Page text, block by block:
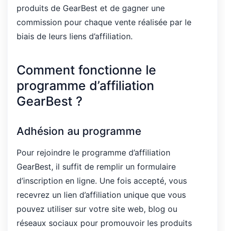
produits de GearBest et de gagner une
commission pour chaque vente réalisée par le
biais de leurs liens d’affiliation.
Comment fonctionne le
programme d’affiliation
GearBest ?
Adhésion au programme
Pour rejoindre le programme d’affiliation
GearBest, il suffit de remplir un formulaire
d’inscription en ligne. Une fois accepté, vous
recevrez un lien d’affiliation unique que vous
pouvez utiliser sur votre site web, blog ou
réseaux sociaux pour promouvoir les produits